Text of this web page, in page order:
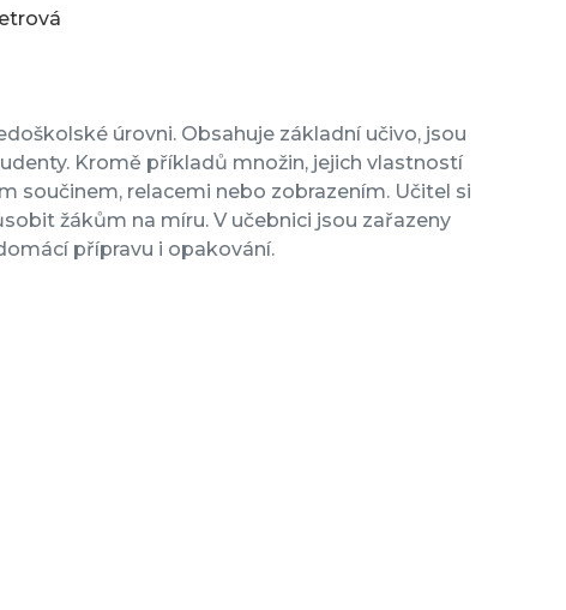
úrovni. Obsahuje základní učivo, jsou
Kromě příkladů množin, jejich vlastností
součinem, relacemi nebo zobrazením. Učitel si
žákům na míru. V učebnici jsou zařazeny
přípravu i opakování.